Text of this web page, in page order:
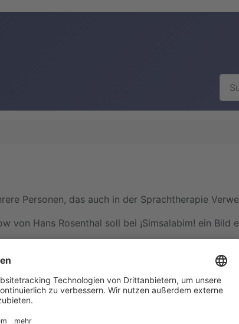
Personen, das auch in der Sprachtherapie
von Hans Rosenthal soll bei ¡Simsalabim! ein
was das Bild darstellt, kann er oder sie
Voreinstellungen gewählt werden.
werden gebraucht, um das Bild zu überdecken.
bis erraten werden kann, was das Bild darstellt.